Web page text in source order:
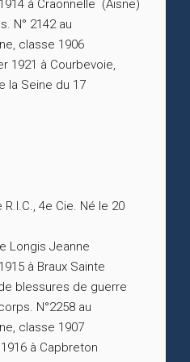
à Craonnelle (Aisne)
N° 2142 au
classe 1906
1921 à Courbevoie,
la Seine du 17
4e Cie. Né le 20
Longis Jeanne
à Braux Sainte
blessures de guerre
N°2258 au
classe 1907
à Capbreton